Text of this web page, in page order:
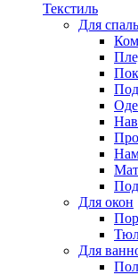
Текстиль
Для
Для окон
Для